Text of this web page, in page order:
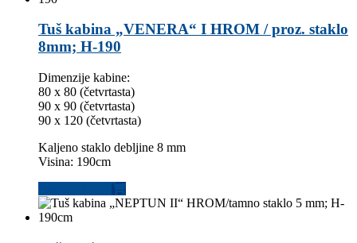
Tuš kabina „VENERA“ I HROM / proz. staklo
8mm; H-190
Dimenzije kabine:
80 x 80 (četvrtasta)
90 x 90 (četvrtasta)
90 x 120 (četvrtasta)
Kaljeno staklo debljine 8 mm
Visina: 190cm